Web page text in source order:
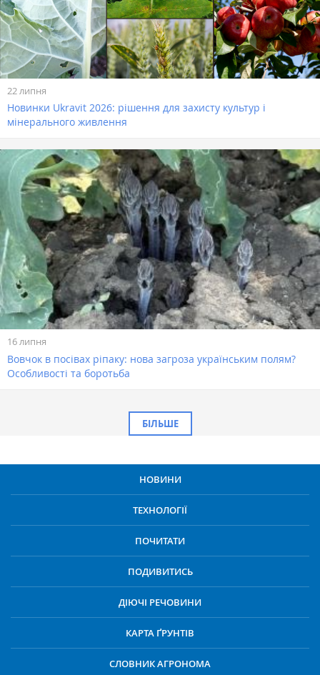
22 липня
Новинки Ukravit 2026: рішення для захисту культур і
мінерального живлення
16 липня
Вовчок в посівах ріпаку: нова загроза українським полям?
Особливості та боротьба
БІЛЬШЕ
НОВИНИ
ТЕХНОЛОГІЇ
ПОЧИТАТИ
ПОДИВИТИСЬ
ДІЮЧІ РЕЧОВИНИ
КАРТА ҐРУНТІВ
СЛОВНИК АГРОНОМА